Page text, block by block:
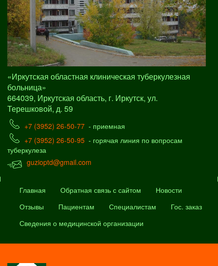
«Иркутская областная клиническая туберкулезная
больница»
664039, Иркутская область, г. Иркутск, ул.
Терешковой, д. 59
+7 (3952) 26-50-77 - приемная
+7 (3952) 26-50-95 - горячая линия по вопросам
туберкулеза
guzioptd@gmail.com
Главная Обратная связь с сайтом
Новости
Отзывы
Пациентам Специалистам
Гос. заказ
Сведения о медицинской организации